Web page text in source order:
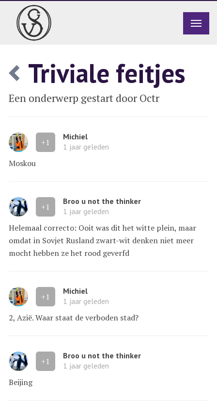
Triviale feitjes
Een onderwerp gestart door Octr
+1
Michiel
1 jaar geleden
Moskou
+1
Broo u not the thinker
1 jaar geleden
Helemaal correcto: Ooit was dit het witte plein, maar
omdat in Sovjet Rusland zwart-wit denken niet meer
mocht hebben ze het rood geverfd
+1
Michiel
1 jaar geleden
2, Azië. Waar staat de verboden stad?
+1
Broo u not the thinker
1 jaar geleden
Beijing